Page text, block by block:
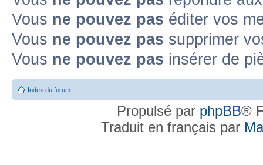
Vous ne pouvez pas éditer vos
Vous ne pouvez pas supprimer
Vous ne pouvez pas insérer de
Index du forum
Propulsé par phpBB®
Traduit en français par